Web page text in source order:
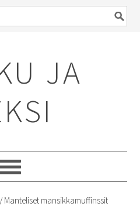
JA
/Manteliset mansikkamuffinssit